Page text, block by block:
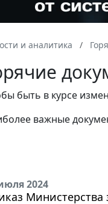
и аналитика
быть в курсе
важные
2024
Министерства